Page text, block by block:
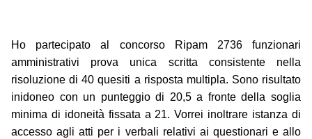
Ho partecipato al concorso Ripam 2736 funzionari
amministrativi prova unica scritta consistente nella
risoluzione di 40 quesiti a risposta multipla. Sono risultato
inidoneo con un punteggio di 20,5 a fronte della soglia
minima di idoneità fissata a 21. Vorrei inoltrare istanza di
accesso agli atti per i verbali relativi ai questionari e allo